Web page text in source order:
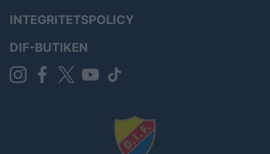
INTEGRITETSPOLICY
DIF-BUTIKEN